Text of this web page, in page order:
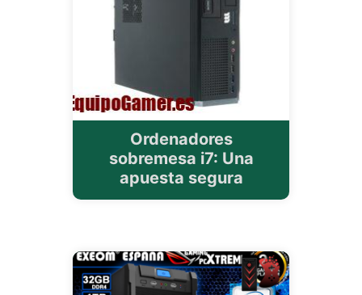
Ordenadores
sobremesa i7: Una
apuesta segura